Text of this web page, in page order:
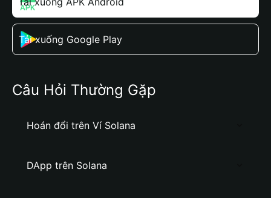
Tải xuống Google Play
Câu Hỏi Thường Gặp
Hoán đổi trên Ví Solana
DApp trên Solana